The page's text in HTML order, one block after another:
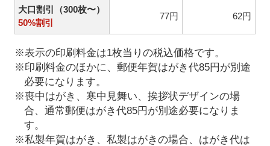
大口割引（300枚〜）
50%割引
77円 62円
※表示の印刷料金は1枚当りの税込価格です。
※印刷料金のほかに、郵便年賀はがき代85円が別途
必要になります。
※喪中はがき、寒中見舞い、挨拶状デザインの場
合、通常郵便はがき代85円が別途必要になりま
す。
※私製年賀はがき、私製はがきの場合、はがき代は